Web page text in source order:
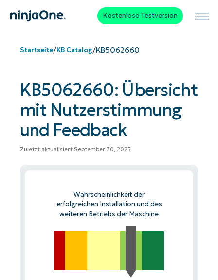
Kostenlose Testversion
Startseite/KB Catalog/KB5062660
KB5062660: Übersicht
mit Nutzerstimmung
und Feedback
Zuletzt aktualisiert September 30, 2025
Wahrscheinlichkeit der
erfolgreichen Installation und des
weiteren Betriebs der Maschine